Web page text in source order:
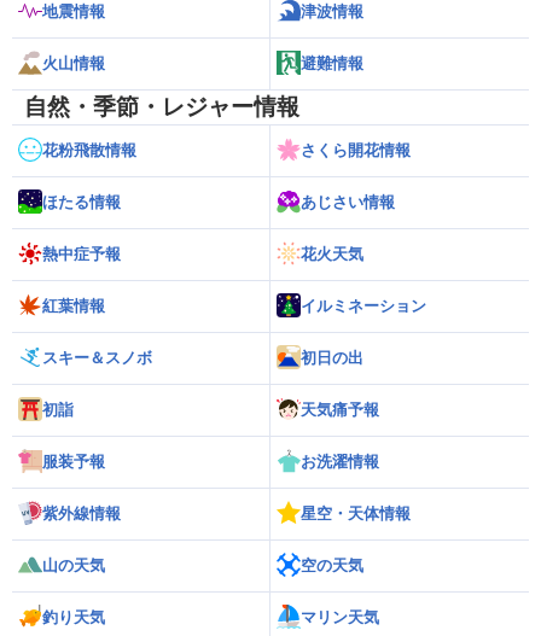
地震情報 津波情報
火山情報 避難情報
自然・季節・レジャー情報
花粉飛散情報 さくら開花情報
ほたる情報 あじさい情報
熱中症予報 花火天気
紅葉情報 イルミネーション
スキー＆スノボ 初日の出
初詣 天気痛予報
服装予報 お洗濯情報
紫外線情報 星空・天体情報
山の天気 空の天気
釣り天気 マリン天気